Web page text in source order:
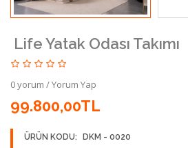
Life Yatak Odası Takımı
0 yorum /Yorum Yap
99.800,00TL
ÜRÜN KODU:
DKM - 0020